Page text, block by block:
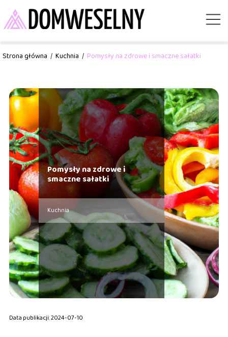
Strona główna / Kuchnia / Pomysły na zdrowe i smaczne sałatki
Pomysły na zdrowe i
smaczne sałatki
Kuchnia
Data publikacji: 2024-07-10